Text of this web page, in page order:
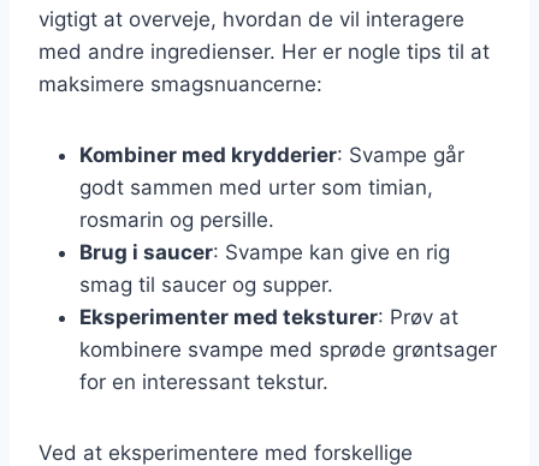
vigtigt at overveje, hvordan de vil interagere
med andre ingredienser. Her er nogle tips til at
maksimere smagsnuancerne:
Kombiner med krydderier: Svampe går
godt sammen med urter som timian,
rosmarin og persille.
Brug i saucer: Svampe kan give en rig
smag til saucer og supper.
Eksperimenter med teksturer: Prøv at
kombinere svampe med sprøde grøntsager
for en interessant tekstur.
Ved at eksperimentere med forskellige